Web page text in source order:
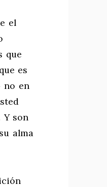
el
que
es
no en
son
alma